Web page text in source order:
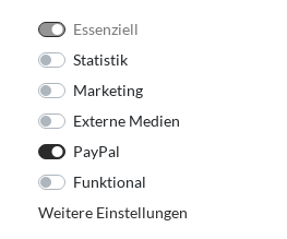
Essenziell
Statistik
Marketing
Externe Medien
PayPal
Funktional
Weitere Einstellungen